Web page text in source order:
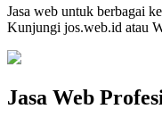
Jasa web untuk berbagai
Kunjungi jos.web.id atau
Jasa Web